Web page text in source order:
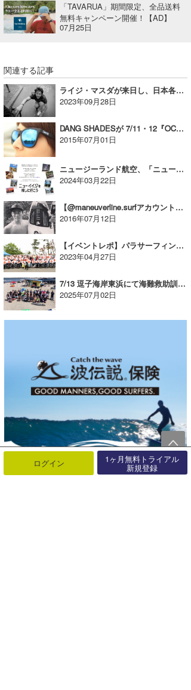
「TAVARUA」期間限定、全品送料
無料キャンペーン開催！【AD】
07月25日
関連する記事
ライジ・マスダが来日し、日本各地を巡るイベントを開催！【AD】
2023年09月28日
DANG SHADESが 7/11・12『OCEAN PEOPLES』に今年も登場！
2015年07月01日
ニュージーランド航空、「ニューイイ！を探しに行こう」キャンペーン 【AD】
2024年03月22日
【@maneuverline.surfアカウント開設記念】キャンペーン第二弾！【広告】
2016年07月12日
【イベントレポ】パラサーフィンフェスタ 2023が静波サーフスタジアムで開催された
2023年04月27日
7/13 逗子海岸東浜にて海難救助訓練開催！【AD】
2025年07月02日
ログイン 1ヶ月無料トライアル
新規登録